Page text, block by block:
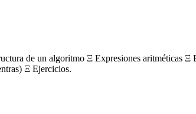
de un algoritmo Ξ Expresiones aritméticas Ξ
Ξ Ejercicios.